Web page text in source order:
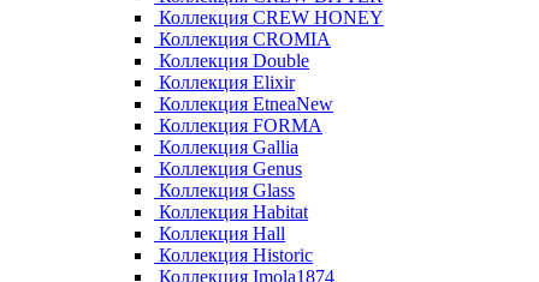
Коллекция CREW HONEY
Коллекция CROMIA
Коллекция Double
Коллекция Elixir
Коллекция EtneaNew
Коллекция FORMA
Коллекция Gallia
Коллекция Genus
Коллекция Glass
Коллекция Habitat
Коллекция Hall
Коллекция Historic
Коллекция Imola1874